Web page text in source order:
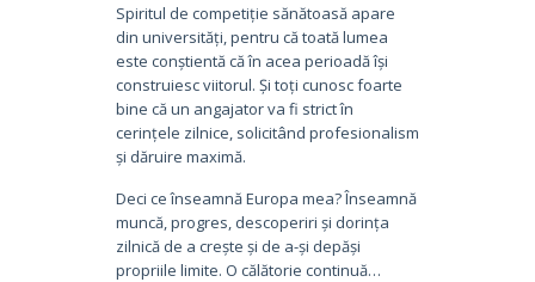
Spiritul de competiție sănătoasă apare
din universități, pentru că toată lumea
este conștientă că în acea perioadă își
construiesc viitorul. Și toți cunosc foarte
bine că un angajator va fi strict în
cerințele zilnice, solicitând profesionalism
și dăruire maximă.
Deci ce înseamnă Europa mea? Înseamnă
muncă, progres, descoperiri și dorința
zilnică de a crește și de a-și depăși
propriile limite. O călătorie continuă…